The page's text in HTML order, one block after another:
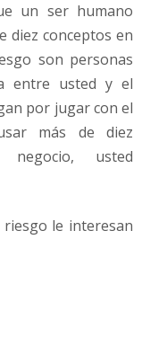
un ser humano
diez conceptos en
son personas
entre usted y el
por jugar con el
más de diez
usted
le interesan